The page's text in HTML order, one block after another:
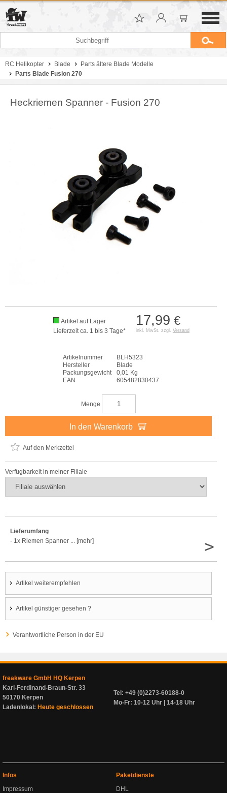
RC Helikopter Blade
Parts ältere Blade Modelle
Parts Blade Fusion 270
Heckriemen Spanner - Fusion 270
17,99 €
inkl. MwSt. zzgl. Versand
Artikel auf Lager
Lieferzeit ca. 1 bis 3 Tage*
Artikelnummer
BLH5323
Hersteller
Blade
Packungsgewicht
0,01 Kg
EAN
605482830437
Menge
In den Warenkorb
Auf den Merkzettel
Verfügbarkeit in meiner Filiale
Lieferumfang
- 1x Riemen Spanner ... [mehr]
>
Artikel weiterempfehlen
Artikel günstiger gesehen ?
Verantwortliche Person in der EU
freakware GmbH HQ Kerpen
Karl-Ferdinand-Braun-Str. 33
50170 Kerpen
Ladenlokal: Heute geschlossen
Tel: +49 (0)2273-60188-0
Mo-Fr: 10-12 Uhr | 14-18 Uhr
Infos
Impressum
Paketdienste
DHL